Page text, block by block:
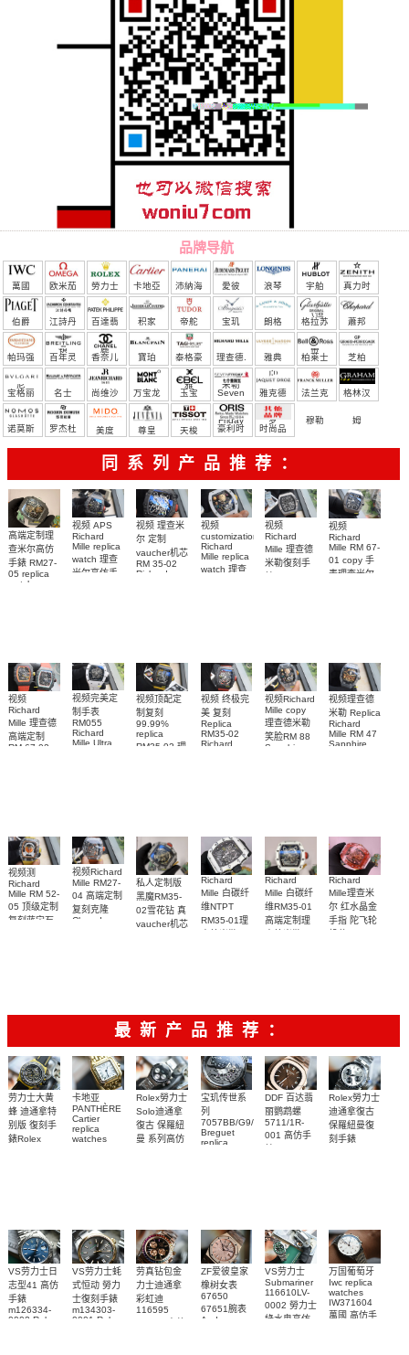
品牌导航
萬國 欧米茄 勞力士 卡地亞 沛納海 愛彼 浪琴 宇舶
（恒
宝）
真力时
伯爵 江詩丹
頓
百達翡
麗
积家 帝舵 宝玑 朗格 格拉苏
蒂
蕭邦
帕玛强
尼
百年灵 香奈儿 寶珀 泰格豪
雅
理查德.
米勒
雅典 柏莱士 芝柏
宝格丽 名士 尚维沙 万宝龙 玉宝 Seven
Friday
雅克德
罗
法兰克
穆勒
格林汉
姆
诺莫斯
罗杰杜 美度 尊皇 天梭 豪利时 时尚品
牌/原单
同系列产品推荐：
高端定制理
查米尔高仿
手錶 RM27-
05 replica
watch
视频 APS
Richard
Mille replica
watch 理查
米尔高仿手
视频 理查米
尔 定制
vaucher机芯
RM 35-02
Richard
视频
customization
Richard
Mille replica
watch 理查
视频
Richard
Mille 理查德
米勒復刻手
视频
Richard
Mille RM 67-
01 copy 手
表理查米尔
视频
Richard
Mille 理查德
高端定制
RM 67-02
视频完美定
制手表
RM055
Richard
Mille Ultra
视频顶配定
制复刻
99.99%
replica
RM35-02 理
视频 终极完
美 复刻
Replica
RM35-02
Richard
视频Richard
Mille copy
理查德米勒
笑脸RM 88
Sapphire
视频理查德
米勒 Replica
Richard
Mille RM 47
Sapphire
视频测
Richard
Mille RM 52-
05 顶级定制
复刻蓝宝石
视频Richard
Mille RM27-
04 高端定制
复刻克隆
Cloned
私人定制版
黑魔RM35-
02雪花钻 真
vaucher机芯
Richard
Mille 白碳纤
维NTPT
RM35-01理
Richard
Mille 白碳纤
维RM35-01
高端定制理
Richard
Mille理查米
尔 红水晶金
手指 陀飞轮
最新产品推荐：
劳力士大黄
蜂 迪通拿特
别版 復刻手
錶Rolex
卡地亚
PANTHÈRE
Cartier
replica
watches
Rolex勞力士
Solo迪通拿
復古 保羅紐
曼 系列高仿
宝玑传世系
列
7057BB/G9/9W6
Breguet
replica
DDF 百达翡
丽鹦鹉螺
5711/1R-
001 高仿手
Rolex勞力士
迪通拿復古
保羅紐曼復
刻手錶
VS劳力士日
志型41 高仿
手錶
m126334-
0002 Rolex
VS劳力士蚝
式恒动 勞力
士復刻手錶
m134303-
0001 Rolex
劳真钻包金
力士迪通拿
彩虹迪
116595
ZF爱彼皇家
橡树女表
67650
67651腕表
Audemars
VS劳力士
Submariner
116610LV-
0002 勞力士
綠水鬼高仿
万国葡萄牙
Iwc replica
watches
IW371604
萬國 高仿手